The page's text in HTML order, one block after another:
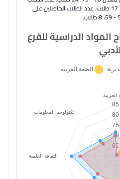
الحاصلين على معدل 60 - 69: 17 طلاب. عدد الطلاب الحاصلين على
الدراسية للفرع